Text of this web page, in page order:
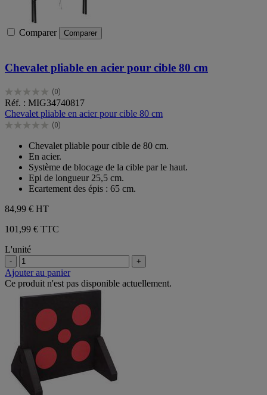
Comparer Comparer
Chevalet pliable en acier pour cible 80 cm
(0)
0.0
sur
5
étoiles.
Réf. : MIG34740817
Chevalet pliable en acier pour cible 80 cm
(0)
0.0
étoiles.
Chevalet pliable pour cible de 80 cm.
En acier.
Système de blocage de la cible par le haut.
Epi de longueur 25,5 cm.
Ecartement des épis : 65 cm.
84,99 € HT
101,99 € TTC
L'unité
- +
Ajouter au panier
Ce produit n'est pas disponible actuellement.